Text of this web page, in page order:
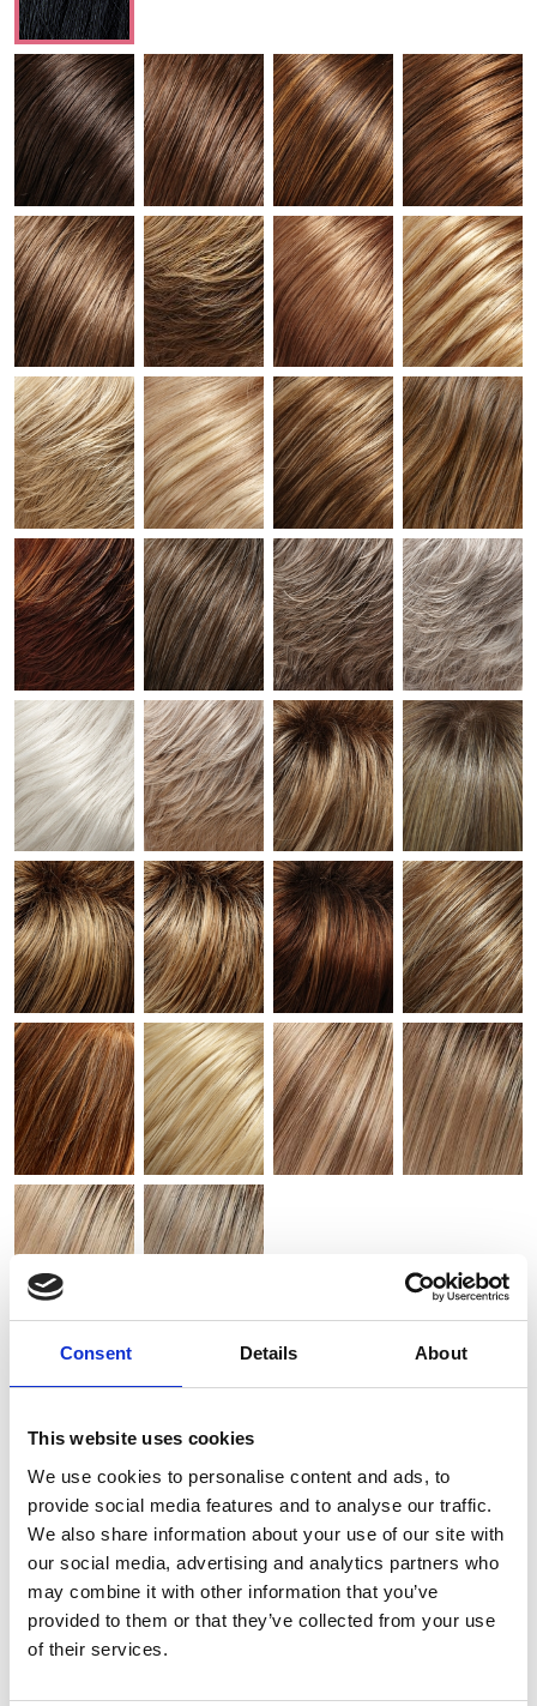
Consent Details About
This website uses cookies
We use cookies to personalise content and ads, to
provide social media features and to analyse our traffic.
We also share information about your use of our site with
our social media, advertising and analytics partners who
may combine it with other information that you’ve
provided to them or that they’ve collected from your use
of their services.
Toevoegen aan winkelwagen